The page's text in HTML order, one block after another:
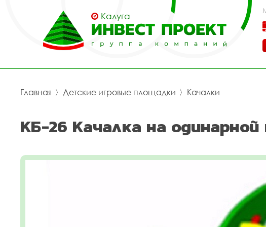
Калуга
Главная 〉 Детские игровые площадки 〉 Качалки
КБ-26 Качалка на